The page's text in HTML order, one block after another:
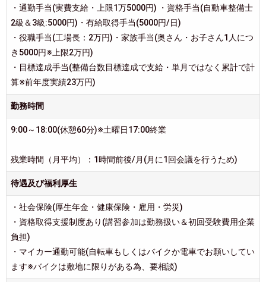
・通勤手当(実費支給・上限1万5000円) ・資格手当(自動車整備士
2級＆3級:5000円)・有給取得手当(5000円/日)
・役職手当(工場長：2万円)・家族手当(奥さん・お子さん1人につ
き5000円※上限2万円)
・目標達成手当(整備台数目標達成で支給・単月ではなく累計で計
算※前年度実績23万円)
勤務時間
9:00～18:00(休憩60分)※土曜日17:00終業
残業時間（月平均）：1時間前後/月(月に1回会議を行うため)
待遇及び福利厚生
・社会保険(厚生年金・健康保険・雇用・労災)
・資格取得支援制度あり(講習参加は勤務扱い＆初回受験費用企業
負担)
・マイカー通勤可能(自転車もしくはバイクか電車でお願いしてい
ます※バイクは敷地に限りがある為、要相談)